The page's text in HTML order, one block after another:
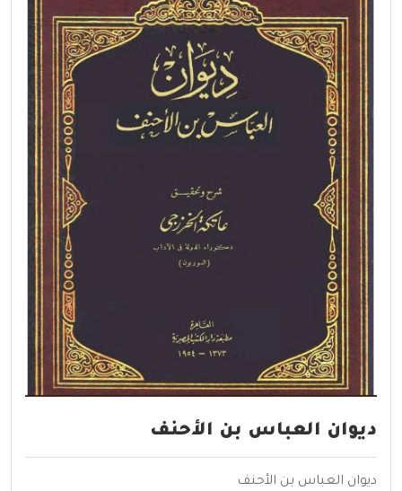
ديوان العباس بن الأحنف
ديوان العباس بن الأحنف